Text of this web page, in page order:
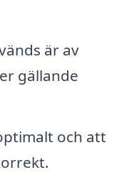
är av
gällande
och att